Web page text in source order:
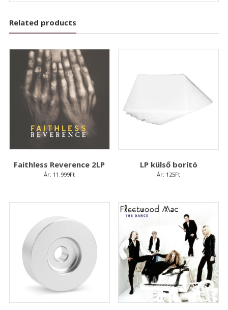
Related products
Faithless Reverence 2LP
Ár: 11.999Ft
LP külső borító
Ár: 125Ft